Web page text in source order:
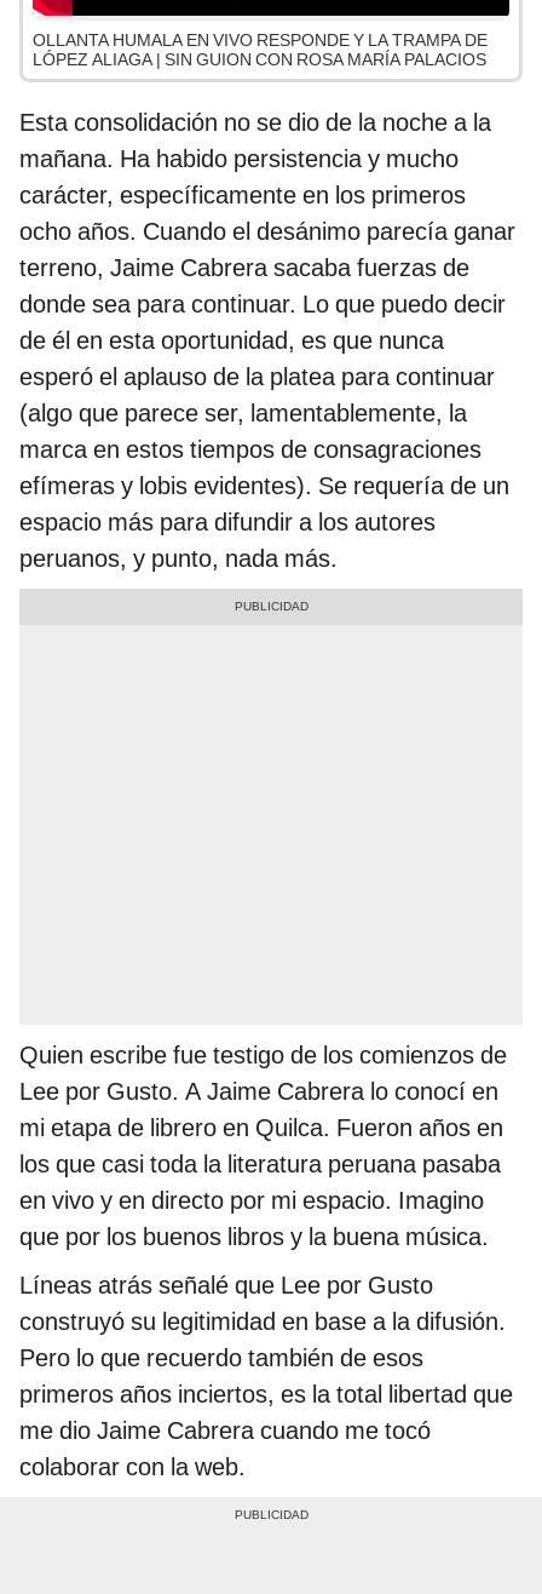
OLLANTA HUMALA EN VIVO RESPONDE Y LA TRAMPA DE
LÓPEZ ALIAGA | SIN GUION CON ROSA MARÍA PALACIOS
Esta consolidación no se dio de la noche a la
mañana. Ha habido persistencia y mucho
carácter, específicamente en los primeros
ocho años. Cuando el desánimo parecía ganar
terreno, Jaime Cabrera sacaba fuerzas de
donde sea para continuar. Lo que puedo decir
de él en esta oportunidad, es que nunca
esperó el aplauso de la platea para continuar
(algo que parece ser, lamentablemente, la
marca en estos tiempos de consagraciones
efímeras y lobis evidentes). Se requería de un
espacio más para difundir a los autores
peruanos, y punto, nada más.
Quien escribe fue testigo de los comienzos de
Lee por Gusto. A Jaime Cabrera lo conocí en
mi etapa de librero en Quilca. Fueron años en
los que casi toda la literatura peruana pasaba
en vivo y en directo por mi espacio. Imagino
que por los buenos libros y la buena música.
Líneas atrás señalé que Lee por Gusto
construyó su legitimidad en base a la difusión.
Pero lo que recuerdo también de esos
primeros años inciertos, es la total libertad que
me dio Jaime Cabrera cuando me tocó
colaborar con la web.